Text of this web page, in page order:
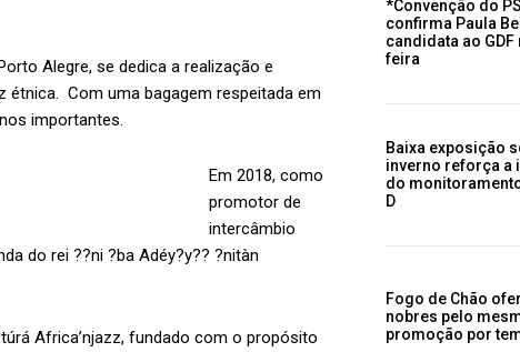
Alegre, se dedica a realização e
Com uma bagagem respeitada em
importantes.
Em 2018, como
promotor de
intercâmbio
do rei ??ni ?ba Adéy?y?? ?nitàn
Africa’njazz, fundado com o propósito
*Convenção do
confirma Paula
candidata ao
feira
Baixa exposição
inverno reforça a
do
D
Fogo de Chão
nobres pelo
promoção por